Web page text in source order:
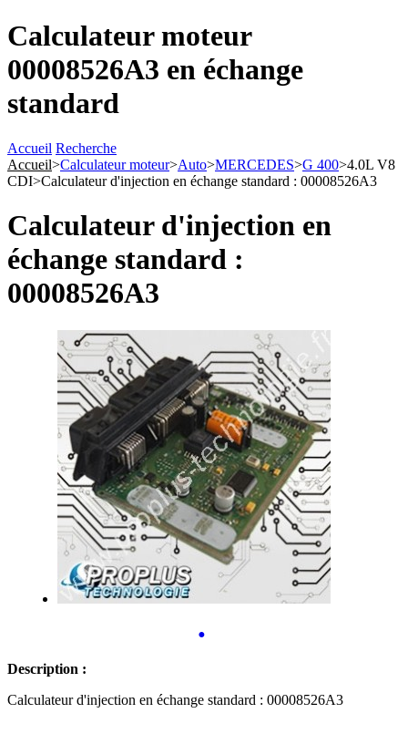
Calculateur moteur
00008526A3 en échange
standard
Accueil Recherche
Accueil>Calculateur moteur>Auto>MERCEDES>G 400>4.0L V8
CDI>Calculateur d'injection en échange standard : 00008526A3
Calculateur d'injection en
échange standard :
00008526A3
•
Description :
Calculateur d'injection en échange standard : 00008526A3